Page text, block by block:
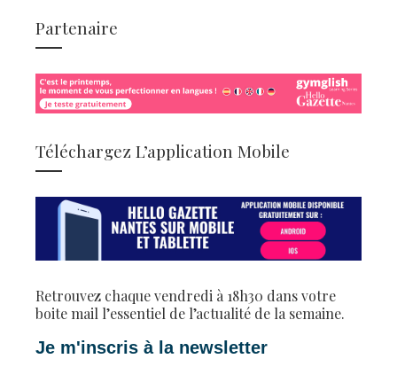
Partenaire
Téléchargez L’application Mobile
Retrouvez chaque vendredi à 18h30 dans votre
boite mail l’essentiel de l’actualité de la semaine.
Je m'inscris à la newsletter